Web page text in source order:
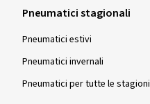
Pneumatici stagionali
Pneumatici estivi
Pneumatici invernali
Pneumatici per tutte le stagioni